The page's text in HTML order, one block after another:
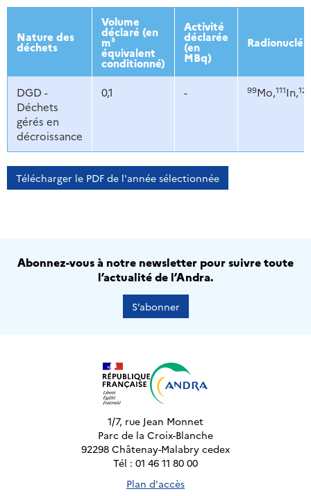
2013 2014 2015 2016
Nature des
déchets
Volume
déclaré (en
m³
équivalent
conditionné)
Activité
déclarée
(en
MBq)
DGD -
Déchets
gérés en
décroissance
0,1 - 99Mo,111In,123
Télécharger le PDF de l'année sélectionnée
Abonnez-vous à notre newsletter pour suivre toute
l’actualité de l’Andra.
S’abonner
1/7, rue Jean Monnet
Parc de la Croix-Blanche
92298 Châtenay-Malabry cedex
Tél : 01 46 11 80 00
Plan d'accès